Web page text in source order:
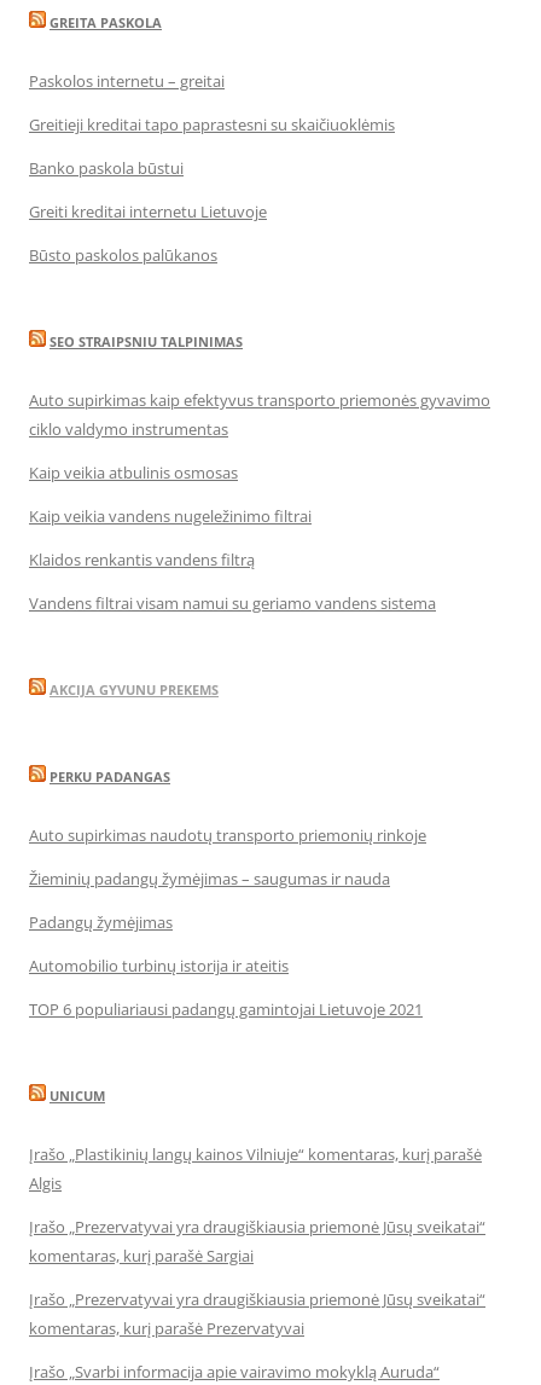
GREITA PASKOLA
Paskolos internetu – greitai
Greitieji kreditai tapo paprastesni su skaičiuoklėmis
Banko paskola būstui
Greiti kreditai internetu Lietuvoje
Būsto paskolos palūkanos
SEO STRAIPSNIU TALPINIMAS
Auto supirkimas kaip efektyvus transporto priemonės gyvavimo
ciklo valdymo instrumentas
Kaip veikia atbulinis osmosas
Kaip veikia vandens nugeležinimo filtrai
Klaidos renkantis vandens filtrą
Vandens filtrai visam namui su geriamo vandens sistema
AKCIJA GYVUNU PREKEMS
PERKU PADANGAS
Auto supirkimas naudotų transporto priemonių rinkoje
Žieminių padangų žymėjimas – saugumas ir nauda
Padangų žymėjimas
Automobilio turbinų istorija ir ateitis
TOP 6 populiariausi padangų gamintojai Lietuvoje 2021
UNICUM
Įrašo „Plastikinių langų kainos Vilniuje“ komentaras, kurį parašė
Algis
Įrašo „Prezervatyvai yra draugiškiausia priemonė Jūsų sveikatai“
komentaras, kurį parašė Sargiai
Įrašo „Prezervatyvai yra draugiškiausia priemonė Jūsų sveikatai“
komentaras, kurį parašė Prezervatyvai
Įrašo „Svarbi informacija apie vairavimo mokyklą Auruda“